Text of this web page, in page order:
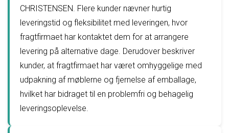
CHRISTENSEN. Flere kunder nævner hurtig
leveringstid og fleksibilitet med leveringen, hvor
fragtfirmaet har kontaktet dem for at arrangere
levering på alternative dage. Derudover beskriver
kunder, at fragtfirmaet har været omhyggelige med
udpakning af møblerne og fjernelse af emballage,
hvilket har bidraget til en problemfri og behagelig
leveringsoplevelse.